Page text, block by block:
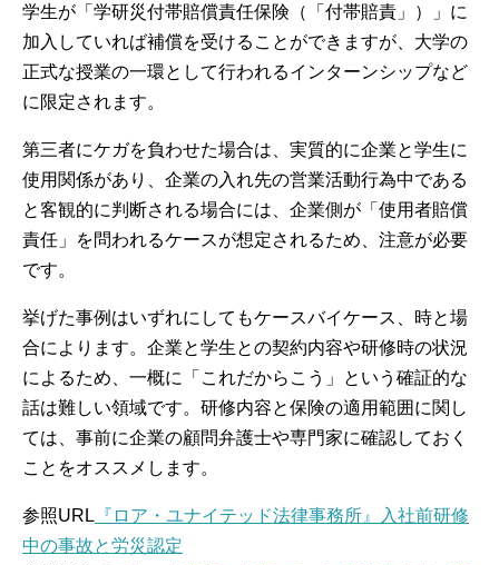
学生が「学研災付帯賠償責任保険（「付帯賠責」）」に
加入していれば補償を受けることができますが、大学の
正式な授業の一環として行われるインターンシップなど
に限定されます。
第三者にケガを負わせた場合は、実質的に企業と学生に
使用関係があり、企業の入れ先の営業活動行為中である
と客観的に判断される場合には、企業側が「使用者賠償
責任」を問われるケースが想定されるため、注意が必要
です。
挙げた事例はいずれにしてもケースバイケース、時と場
合によります。企業と学生との契約内容や研修時の状況
によるため、一概に「これだからこう」という確証的な
話は難しい領域です。研修内容と保険の適用範囲に関し
ては、事前に企業の顧問弁護士や専門家に確認しておく
ことをオススメします。
参照URL 『ロア・ユナイテッド法律事務所』入社前研修
中の事故と労災認定